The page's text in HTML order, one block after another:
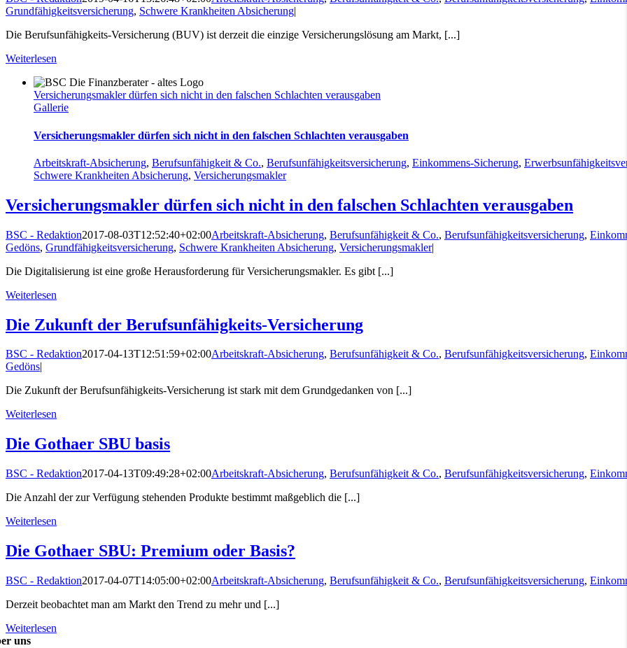
Grundfähigkeitsversicherung, Schwere Krankheiten Absicherung|
Die Berufsunfähigkeits-Versicherung (BUV) ist derzeit die einzige Versicherungslösung am Markt, [...]
Weiterlesen
Versicherungsmakler dürfen sich nicht in den falschen Schlachten verausgaben
Gallerie
Versicherungsmakler dürfen sich nicht in den falschen Schlachten verausgaben
Arbeitskraft-Absicherung, Berufsunfähigkeit & Co., Berufsunfähigkeitsversicherung, Einkommens-Sicherung,
Schwere Krankheiten Absicherung, Versicherungsmakler
Versicherungsmakler dürfen sich nicht in den falschen Schlachten verausgaben
BSC - Redaktion2017-08-03T12:52:40+02:00Arbeitskraft-Absicherung, Berufsunfähigkeit & Co., Berufsunfähigkeitsversicherung,
Gedöns, Grundfähigkeitsversicherung, Schwere Krankheiten Absicherung, Versicherungsmakler|
Die Digitalisierung ist eine große Herausforderung für Versicherungsmakler. Es gibt [...]
Weiterlesen
Die Zukunft der Berufsunfähigkeits-Versicherung
BSC - Redaktion2017-04-13T12:51:59+02:00Arbeitskraft-Absicherung, Berufsunfähigkeit & Co., Berufsunfähigkeitsversicherung,
Gedöns
Die Zukunft der Berufsunfähigkeits-Versicherung ist stark mit dem Grundgedanken von [...]
Weiterlesen
Die Gothaer SBU basis
BSC - Redaktion2017-04-13T09:49:28+02:00Arbeitskraft-Absicherung, Berufsunfähigkeit & Co., Berufsunfähigkeitsversicherung,
Die Anzahl der zur Verfügung stehenden Produkte bestimmt maßgeblich die [...]
Weiterlesen
Die Gothaer SBU: Premium oder Basis?
BSC - Redaktion2017-04-07T14:05:00+02:00Arbeitskraft-Absicherung, Berufsunfähigkeit & Co., Berufsunfähigkeitsversicherung,
Derzeit beobachtet man am Markt den Trend zu mehr und [...]
Weiterlesen
uns